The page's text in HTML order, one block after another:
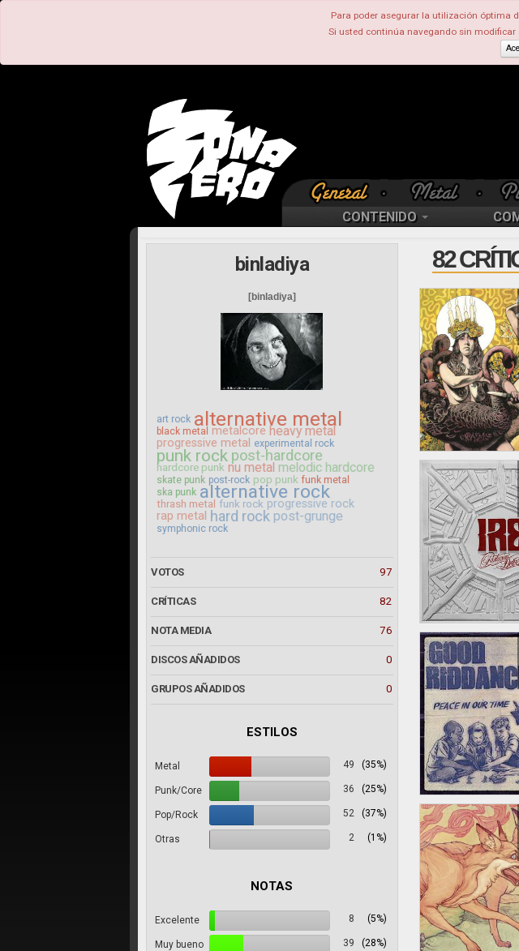
Para poder asegurar la utilización óptima
Si usted continúa navegando sin modificar
CONTENIDO
binladiya
[binladiya]
art rock alternative metal
black metal metalcore heavy metal
progressive metal experimental rock
punk rock post-hardcore
hardcore punk nu metal melodic hardcore
skate punk post-rock pop punk funk metal
ska punk alternative rock
thrash metal funk rock progressive rock
rap metal hard rock post-grunge
symphonic rock
VOTOS 97
CRÍTICAS 82
NOTA MEDIA 76
DISCOS AÑADIDOS 0
GRUPOS AÑADIDOS 0
ESTILOS
Metal 49 (35%)
Punk/Core 36 (25%)
Pop/Rock 52 (37%)
Otras 2 (1%)
NOTAS
Excelente 8 (5%)
Muy bueno 39 (28%)
82